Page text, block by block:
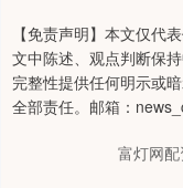
【免责声明】本文仅代
文中陈述、观点判断保
完整性提供任何明示或
全部责任。邮箱：
富灯网配